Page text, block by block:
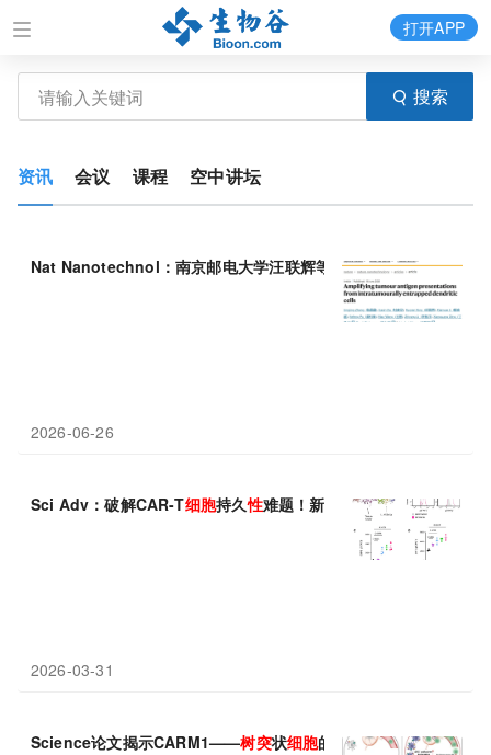
搜索
打开APP
资讯 会议 课程 空中讲坛
Nat Nanotechnol：南京邮电大学汪联辉等利用植物纳米颗粒“点
2026-06-26
Sci Adv：破解CAR-T细胞持久性难题！新支架技术培养"干细胞
2026-03-31
Science论文揭示CARM1——树突状细胞的“免疫刹车”：抑制它，